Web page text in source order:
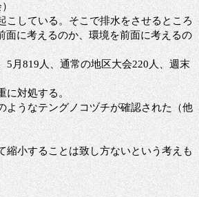
こしている。そこで排水をさせるところ
面に考えるのか、環境を前面に考えるの
月819人、通常の地区大会220人、週末
に対処する。
ようなテングノコヅチが確認された（他
小することは致し方ないという考えも